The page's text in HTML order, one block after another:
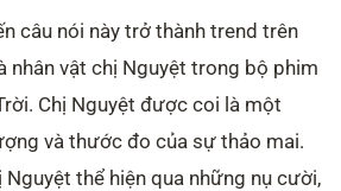
câu nói này trở thành trend trên
nhân vật chị Nguyệt trong bộ phim
Chị Nguyệt được coi là một
và thước đo của sự thảo mai.
thể hiện qua những nụ cười,